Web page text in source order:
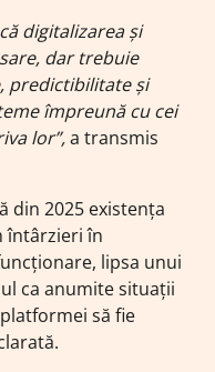
digitalizarea și
dar trebuie
predictibilitate și
împreună cu cei
lor”,a transmis
din 2025 existența
întârzieri în
lipsa unui
ca anumite situații
să fie